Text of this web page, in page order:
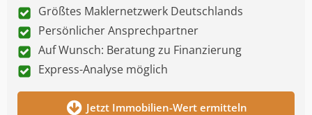
Größtes Maklernetzwerk Deutschlands
Persönlicher Ansprechpartner
Auf Wunsch: Beratung zu Finanzierung
Express-Analyse möglich
Jetzt Immobilien-Wert ermitteln